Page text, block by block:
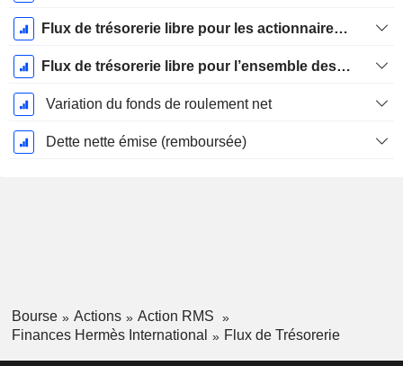
Flux de trésorerie libre pour les actionnaires FCFE
Flux de trésorerie libre pour l’ensemble des pourvoyeurs de fonds (créanciers et actionnaires) FCFF
Variation du fonds de roulement net
Dette nette émise (remboursée)
Bourse Actions
Action RMS
Finances Hermès International
Flux de Trésorerie